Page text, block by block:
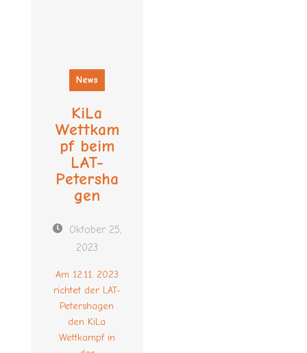
News
KiLa
Wettkam
pf beim
LAT-
Petersha
gen
Oktober 25,
2023
Am 12.11. 2023
richtet der LAT-
Petershagen
den KiLa
Wettkampf in